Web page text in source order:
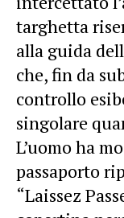
targhetta
alla guida
che, fin da
controllo
singolare
​L’uomo ha
passaporto
“Laissez